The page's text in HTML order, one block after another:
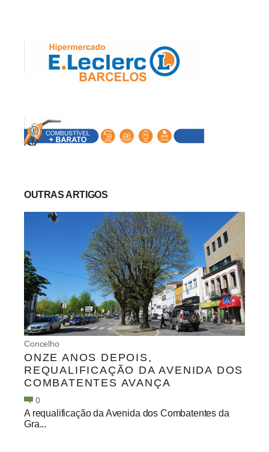
OUTRAS ARTIGOS
Concelho
ONZE ANOS DEPOIS,
REQUALIFICAÇÃO DA AVENIDA DOS
COMBATENTES AVANÇA
0
A requalificação da Avenida dos Combatentes da
Gra...